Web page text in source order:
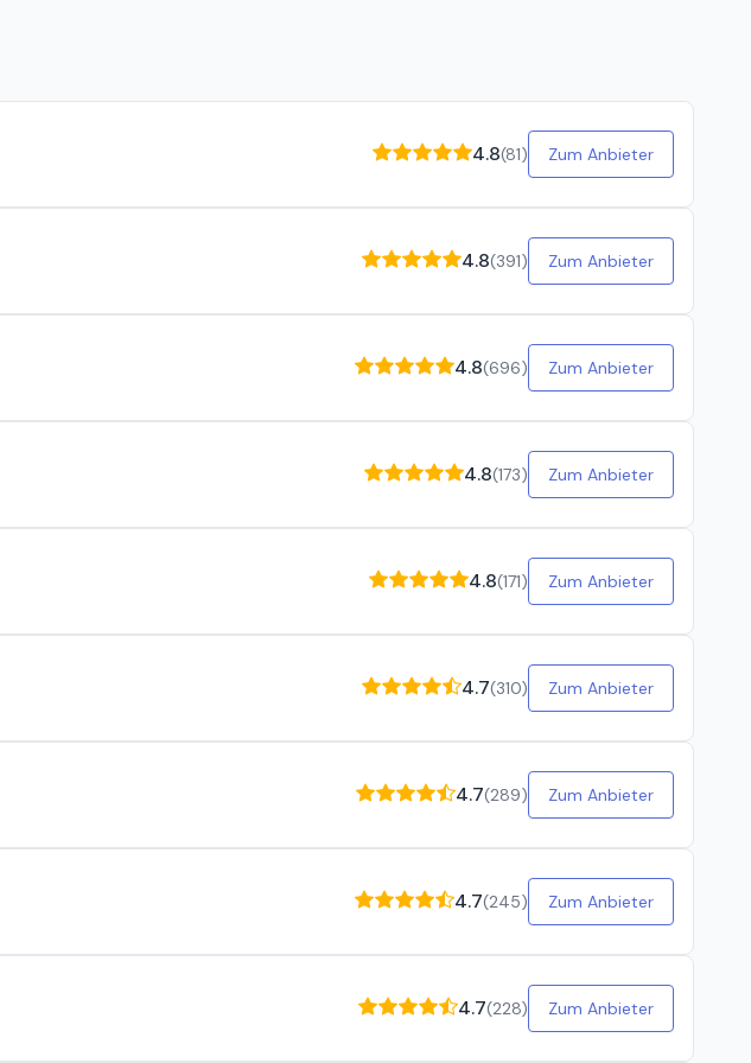
4.8(81) Zum Anbieter
4.8(391) Zum Anbieter
4.8(696) Zum Anbieter
4.8(173) Zum Anbieter
4.8(171) Zum Anbieter
4.7(310) Zum Anbieter
4.7(289) Zum Anbieter
4.7(245) Zum Anbieter
4.7(228) Zum Anbieter